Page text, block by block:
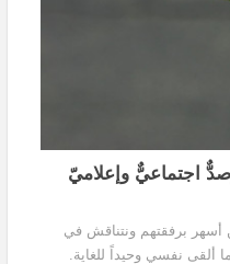
اجتماعيٌّ وإعلاميّ
برفقتهم ونتناقش في
ألقى نفسي وحيداً للغاية.